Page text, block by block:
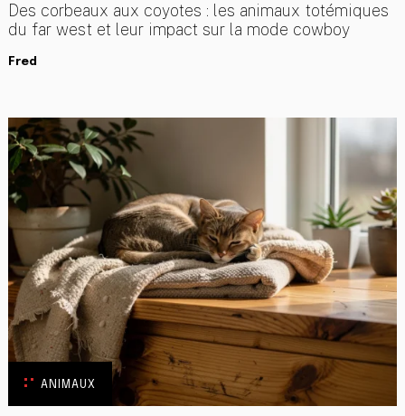
Des corbeaux aux coyotes : les animaux totémiques
du far west et leur impact sur la mode cowboy
Fred
ANIMAUX